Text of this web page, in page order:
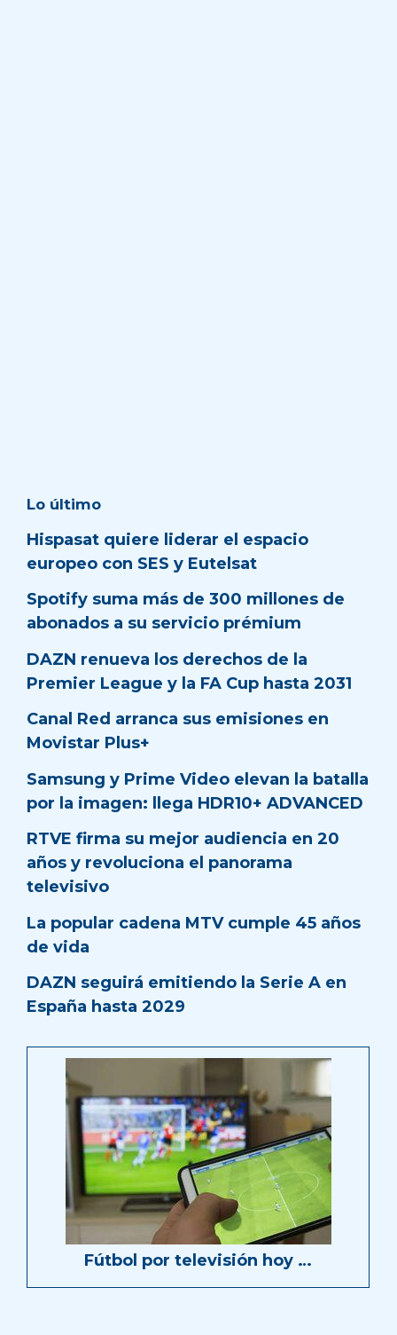
Lo último
Hispasat quiere liderar el espacio
europeo con SES y Eutelsat
Spotify suma más de 300 millones de
abonados a su servicio prémium
DAZN renueva los derechos de la
Premier League y la FA Cup hasta 2031
Canal Red arranca sus emisiones en
Movistar Plus+
Samsung y Prime Video elevan la batalla
por la imagen: llega HDR10+ ADVANCED
RTVE firma su mejor audiencia en 20
años y revoluciona el panorama
televisivo
La popular cadena MTV cumple 45 años
de vida
DAZN seguirá emitiendo la Serie A en
España hasta 2029
Fútbol por televisión hoy …